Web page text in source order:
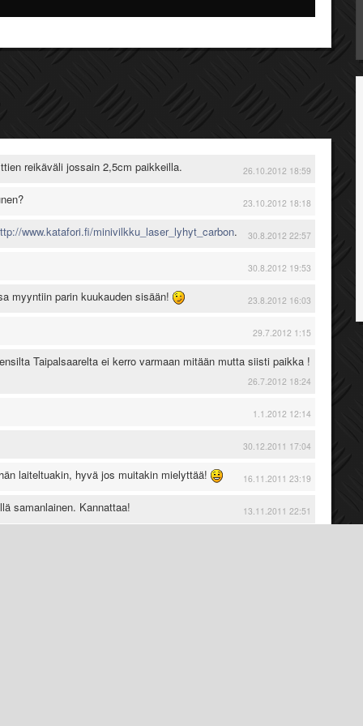
reikäväli jossain 2,5cm paikkeilla. 26.10.2012 18:59
23.10.2012 18:18
www.katafori.fi/minivilkku_laser_lyhyt_carbon. 30.8.2012 22:57
30.8.2012 19:53
myyntiin parin kuukauden sisään! 23.8.2012 16:03
29.7.2012 1:15
Taipalsaarelta ei kerro varmaan mitään mutta siisti paikka !
26.7.2012 18:24
1.1.2012 12:14
30.12.2011 17:04
laiteltuakin, hyvä jos muitakin mielyttää! 16.11.2011 23:19
samanlainen. Kannattaa! 13.11.2011 22:51